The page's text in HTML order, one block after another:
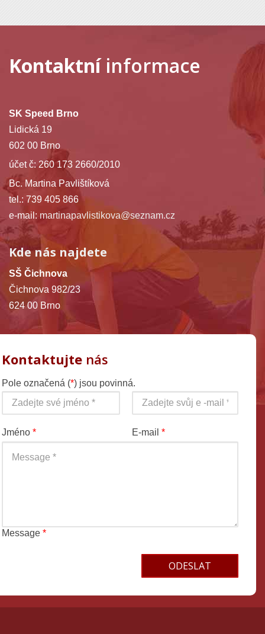
Kontaktníinformace
SK Speed Brno
Lidická 19
602 00 Brno
účet č: 260 173 2660/2010
Bc. Martina Pavlištíková
tel.: 739 405 866
e-mail: martinapavlistikova@seznam.cz
Kde nás najdete
SŠ Čichnova
Čichnova 982/23
624 00 Brno
Kontaktujte nás
Pole označená (*) jsou povinná.
Jméno * E-mail *
Message *